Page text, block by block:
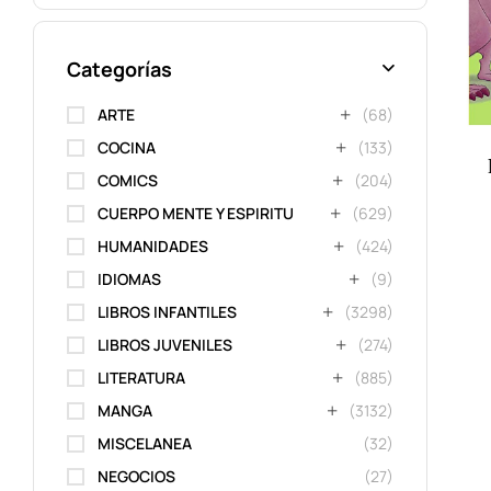
Categorías
ARTE
(68)
COCINA
(133)
COMICS
(204)
CUERPO MENTE Y ESPIRITU
(629)
HUMANIDADES
(424)
IDIOMAS
(9)
LIBROS INFANTILES
(3298)
LIBROS JUVENILES
(274)
LITERATURA
(885)
MANGA
(3132)
MISCELANEA
(32)
NEGOCIOS
(27)